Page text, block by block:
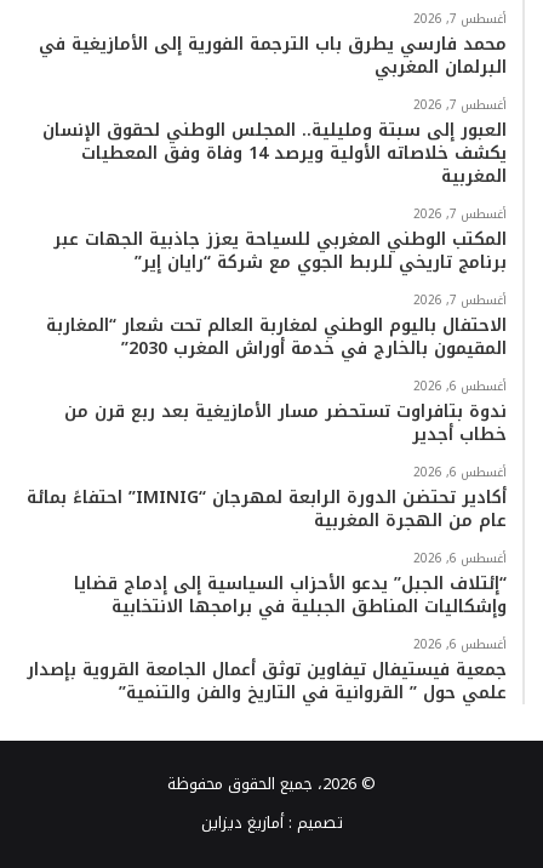
م
أغسطس 7, 2026
محمد فارسي يطرق باب الترجمة الفورية إلى الأمازيغية في
البرلمان المغربي
أغسطس 7, 2026
العبور إلى سبتة ومليلية.. المجلس الوطني لحقوق الإنسان
يكشف خلاصاته الأولية ويرصد 14 وفاة وفق المعطيات
المغربية
أغسطس 7, 2026
المكتب الوطني المغربي للسياحة يعزز جاذبية الجهات عبر
برنامج تاريخي للربط الجوي مع شركة “رايان إير”
أغسطس 7, 2026
الاحتفال باليوم الوطني لمغاربة العالم تحت شعار “المغاربة
المقيمون بالخارج في خدمة أوراش المغرب 2030”
أغسطس 6, 2026
ندوة بتافراوت تستحضر مسار الأمازيغية بعد ربع قرن من
خطاب أجدير
أغسطس 6, 2026
أكادير تحتضن الدورة الرابعة لمهرجان “IMINIG” احتفاءً بمائة
عام من الهجرة المغربية
أغسطس 6, 2026
“إئتلاف الجبل” يدعو الأحزاب السياسية إلى إدماج قضايا
وإشكاليات المناطق الجبلية في برامجها الانتخابية
أغسطس 6, 2026
جمعية فيستيفال تيفاوين توثق أعمال الجامعة القروية بإصدار
علمي حول ” القروانية في التاريخ والفن والتنمية”
© 2026، جميع الحقوق محفوظة
تصميم :أمازيغ ديزاين